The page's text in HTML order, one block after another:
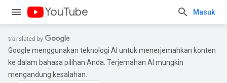
YouTube Masuk
Google menggunakan teknologi AI untuk menerjemahkan konten
ke dalam bahasa pilihan Anda. Terjemahan AI mungkin
mengandung kesalahan.